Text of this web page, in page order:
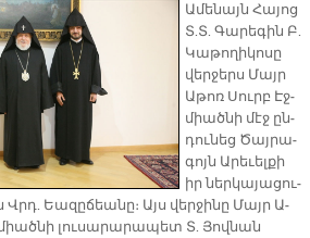
Ա­մե­նայն Հա­յոց
Տ.Տ. Գա­րե­գին Բ.
Կա­թո­ղի­կո­սը
վեր­ջերս Մայր
Ա­թոռ Սուրբ Էջ­
միած­նի մէջ ըն­
դու­նեց Ծայ­րա­
գոյն Ա­րե­ւել­քի
իր ներ­կա­յա­ցու­
Վրդ. Եա­զը­ճեա­նը։ Այս վեր­ջի­նը Մայր Ա­
լու­սա­րա­րա­պետ Տ. Յով­նան